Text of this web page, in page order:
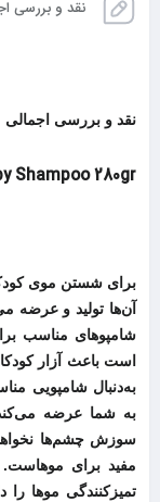
نقد و بررسی
نقد و بررسی اجمالی
Shampoo 280gr
برای شستن موی
آن‌ها تولید و عرضه
شامپوهای مناسب
است باعث آزار
به‌دنبال شامپویی
به شما عرضه
سوزش چشم‌ها
مفید برای موهاست.
تمیزکنندگی موها را